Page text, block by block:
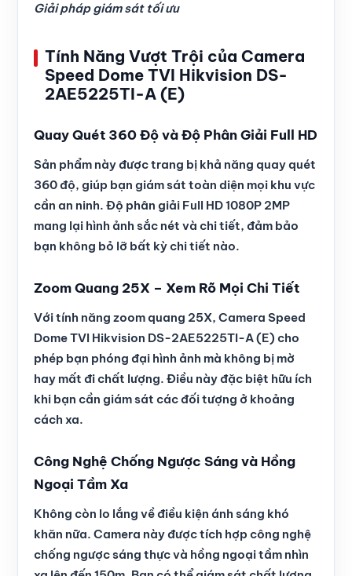
Giải pháp giám sát tối ưu
Tính Năng Vượt Trội của Camera
Speed Dome TVI Hikvision DS-
2AE5225TI-A (E)
Quay Quét 360 Độ và Độ Phân Giải Full HD
Sản phẩm này được trang bị khả năng quay quét
360 độ, giúp bạn giám sát toàn diện mọi khu vực
cần an ninh. Độ phân giải Full HD 1080P 2MP
mang lại hình ảnh sắc nét và chi tiết, đảm bảo
bạn không bỏ lỡ bất kỳ chi tiết nào.
Zoom Quang 25X – Xem Rõ Mọi Chi Tiết
Với tính năng zoom quang 25X, Camera Speed
Dome TVI Hikvision DS-2AE5225TI-A (E) cho
phép bạn phóng đại hình ảnh mà không bị mờ
hay mất đi chất lượng. Điều này đặc biệt hữu ích
khi bạn cần giám sát các đối tượng ở khoảng
cách xa.
Công Nghệ Chống Ngược Sáng và Hồng
Ngoại Tầm Xa
Không còn lo lắng về điều kiện ánh sáng khó
khăn nữa. Camera này được tích hợp công nghệ
chống ngược sáng thực và hồng ngoại tầm nhìn